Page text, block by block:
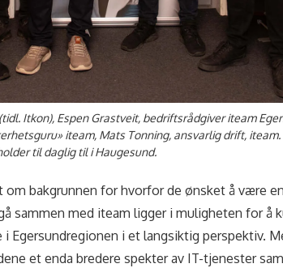
Itkon), Espen Grastveit, bedriftsrådgiver iteam
iteam, Mats Tonning, ansvarlig drift,
til daglig til i Haugesund.
bakgrunnen for hvorfor de ønsket å være
sammen med iteam ligger i muligheten for å
Egersundregionen i et langsiktig perspektiv.
et enda bredere spekter av IT-tjenester